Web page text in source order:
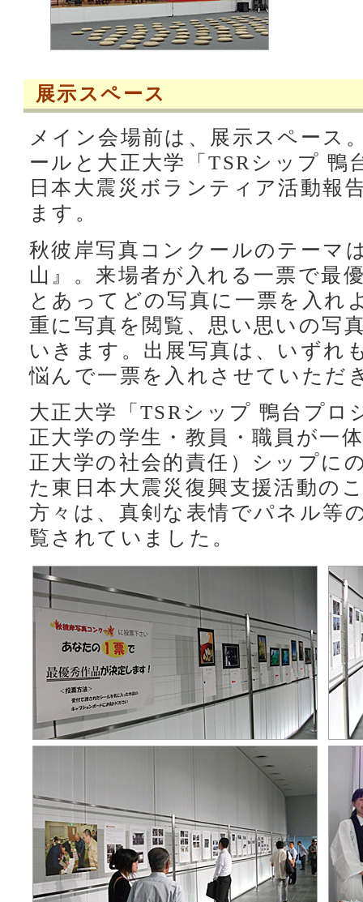
展示スペース
メイン会場前は、展示スペース
ールと大正大学「TSRシップ 鴨
日本大震災ボランティア活動報
ます。
秋彼岸写真コンクールのテーマ
山』。来場者が入れる一票で最
とあってどの写真に一票を入れ
重に写真を閲覧、思い思いの写
いきます。出展写真は、いずれ
悩んで一票を入れさせていただ
大正大学「TSRシップ 鴨台プロ
正大学の学生・教員・職員が一
正大学の社会的責任）シップに
た東日本大震災復興支援活動の
方々は、真剣な表情でパネル等
覧されていました。